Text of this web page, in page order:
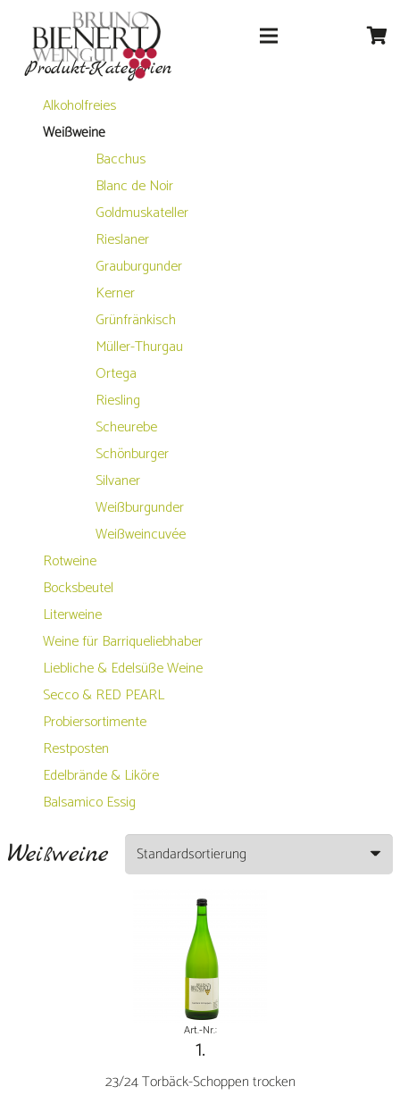
Produkt-Kategorien
Alkoholfreies
Weißweine
Bacchus
Blanc de Noir
Goldmuskateller
Rieslaner
Grauburgunder
Kerner
Grünfränkisch
Müller-Thurgau
Ortega
Riesling
Scheurebe
Schönburger
Silvaner
Weißburgunder
Weißweincuvée
Rotweine
Bocksbeutel
Literweine
Weine für Barriqueliebhaber
Liebliche & Edelsüße Weine
Secco & RED PEARL
Probiersortimente
Restposten
Edelbrände & Liköre
Balsamico Essig
Weißweine
Art.-Nr.:
1.
23/24 Torbäck-Schoppen trocken